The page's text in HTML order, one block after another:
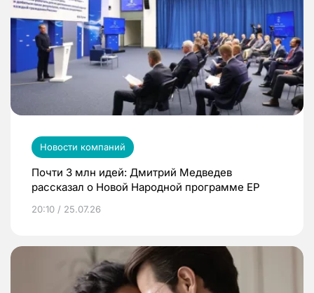
Новости компаний
Почти 3 млн идей: Дмитрий Медведев
рассказал о Новой Народной программе ЕР
20:10 / 25.07.26